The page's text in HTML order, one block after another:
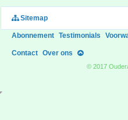
Sitemap
Abonnement Testimonials
Contact Over ons
© 2017